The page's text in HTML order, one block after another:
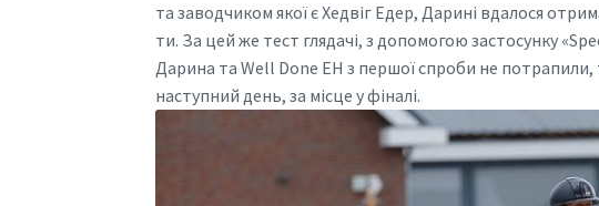
та заводчиком якої є Хедвіг Едер, Дарині вдалося
ти. За цей же тест глядачі, з допомогою застосунку
Дарина та Well Done EH з першої спроби не
наступний день, за місце у фіналі.